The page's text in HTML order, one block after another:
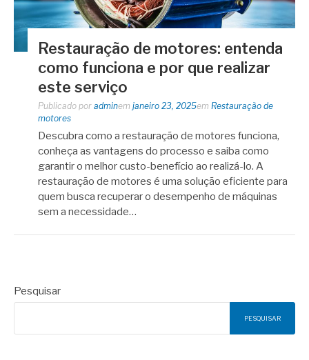
Restauração de motores: entenda
como funciona e por que realizar
este serviço
Publicado por adminem janeiro 23, 2025em Restauração de
motores
Descubra como a restauração de motores funciona,
conheça as vantagens do processo e saiba como
garantir o melhor custo-benefício ao realizá-lo. A
restauração de motores é uma solução eficiente para
quem busca recuperar o desempenho de máquinas
sem a necessidade…
Pesquisar
PESQUISAR